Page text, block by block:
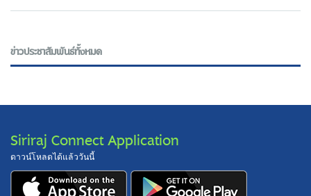
ข่าวประชาสัมพันธ์ทั้งหมด
Siriraj Connect Application
ดาวน์โหลดได้แล้ววันนี้